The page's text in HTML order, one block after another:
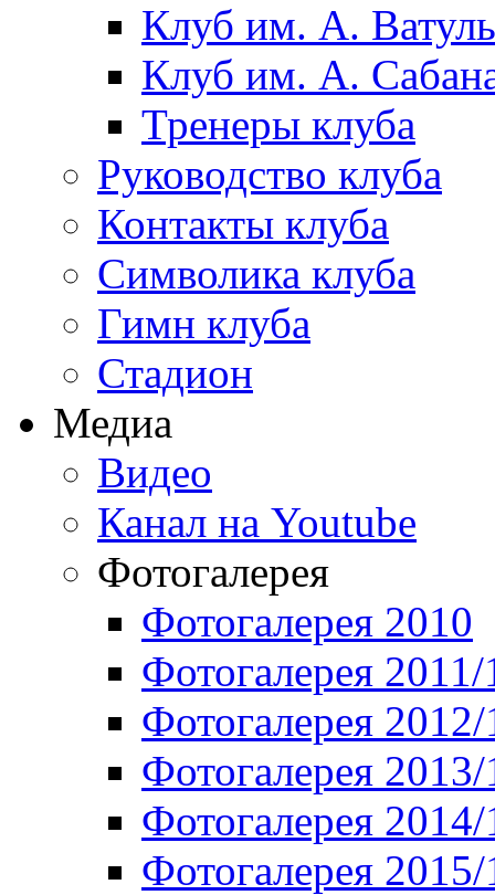
Клуб им. А.
Клуб им. А.
Тренеры клуба
Руководство клуба
Контакты клуба
Символика клуба
Гимн клуба
Стадион
Медиа
Видео
Канал на Youtube
Фотогалерея
Фотогалерея 2010
Фотогалерея 2011/
Фотогалерея
Фотогалерея
Фотогалерея
Фотогалерея